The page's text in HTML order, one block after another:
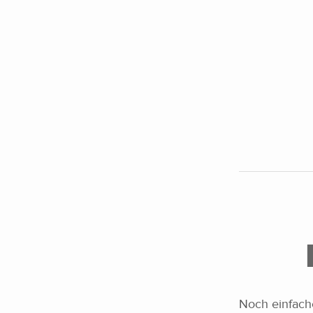
Noch